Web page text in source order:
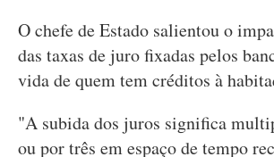
O chefe de Estado salientou o
das taxas de juro fixadas pelos
vida de quem tem créditos à
"A subida dos juros significa
ou por três em espaço de tempo